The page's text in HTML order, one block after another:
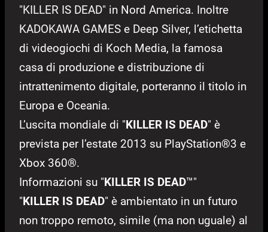
"KILLER IS DEAD" in Nord America. Inoltre
KADOKAWA GAMES e Deep Silver, l’etichetta
di videogiochi di Koch Media, la famosa
casa di produzione e distribuzione di
intrattenimento digitale, porteranno il titolo in
Europa e Oceania.
L’uscita mondiale di "KILLER IS DEAD" è
prevista per l’estate 2013 su PlayStation®3 e
Xbox 360®.
Informazioni su "KILLER IS DEAD™"
"KILLER IS DEAD" è ambientato in un futuro
non troppo remoto, simile (ma non uguale) al